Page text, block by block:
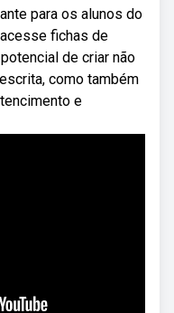
para os alunos do
fichas de
de criar não
como também
e